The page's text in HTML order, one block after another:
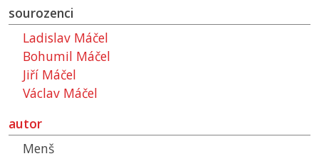
sourozenci
Ladislav Máčel
Bohumil Máčel
Jiří Máčel
Václav Máčel
autor
Menš